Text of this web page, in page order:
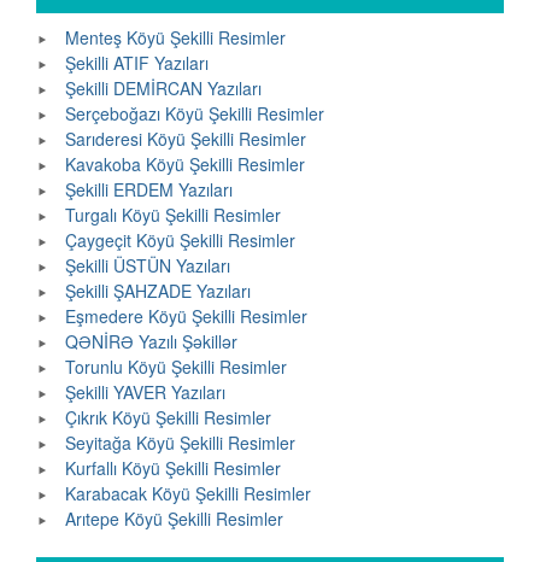
Menteş Köyü Şekilli Resimler
Şekilli ATIF Yazıları
Şekilli DEMİRCAN Yazıları
Serçeboğazı Köyü Şekilli Resimler
Sarıderesi Köyü Şekilli Resimler
Kavakoba Köyü Şekilli Resimler
Şekilli ERDEM Yazıları
Turgalı Köyü Şekilli Resimler
Çaygeçit Köyü Şekilli Resimler
Şekilli ÜSTÜN Yazıları
Şekilli ŞAHZADE Yazıları
Eşmedere Köyü Şekilli Resimler
QƏNİRƏ Yazılı Şəkillər
Torunlu Köyü Şekilli Resimler
Şekilli YAVER Yazıları
Çıkrık Köyü Şekilli Resimler
Seyitağa Köyü Şekilli Resimler
Kurfallı Köyü Şekilli Resimler
Karabacak Köyü Şekilli Resimler
Arıtepe Köyü Şekilli Resimler